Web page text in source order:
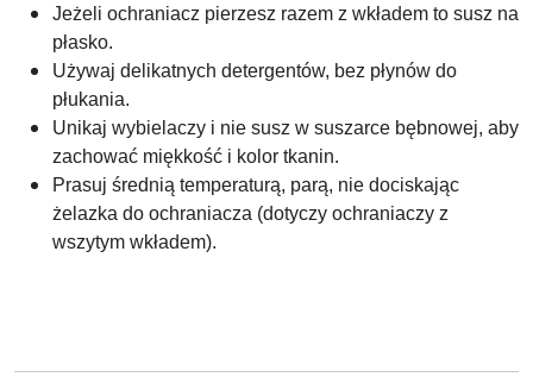
Jeżeli ochraniacz pierzesz razem z wkładem to susz na
płasko.
Używaj delikatnych detergentów, bez płynów do
płukania.
Unikaj wybielaczy i nie susz w suszarce bębnowej, aby
zachować miękkość i kolor tkanin.
Prasuj średnią temperaturą, parą, nie dociskając
żelazka do ochraniacza (dotyczy ochraniaczy z
wszytym wkładem).